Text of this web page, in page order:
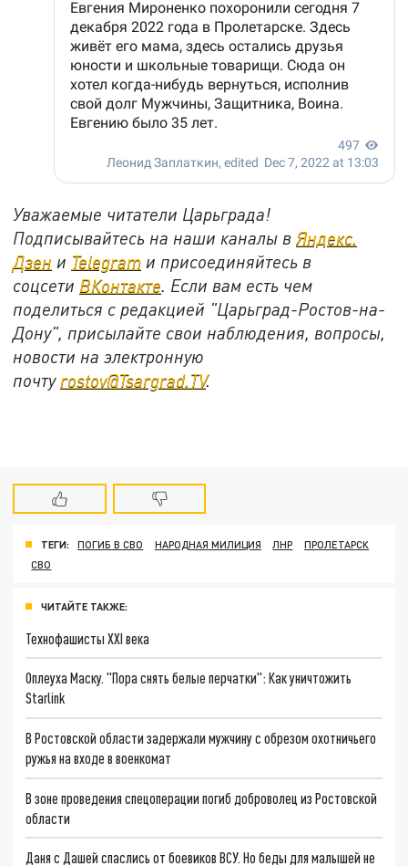
Уважаемые читатели Царьграда!
Подписывайтесь на наши каналы в Яндекс.
Дзен и Telegram и присоединяйтесь в
соцсети ВКонтакте . Если вам есть чем
поделиться с редакцией "Царьград-Ростов-на-
Дону", присылайте свои наблюдения, вопросы,
новости на электронную
почту rostov@Tsargrad.ТV.
ТЕГИ: ПОГИБ В СВО НАРОДНАЯ МИЛИЦИЯ ЛНР
ПРОЛЕТАРСК
СВО
ЧИТАЙТЕ ТАКЖЕ:
Технофашисты XXI века
Оплеуха Маску. "Пора снять белые перчатки": Как уничтожить
Starlink
В Ростовской области задержали мужчину с обрезом охотничьего
ружья на входе в военкомат
В зоне проведения спецоперации погиб доброволец из Ростовской
области
Даня с Дашей спаслись от боевиков ВСУ. Но беды для малышей не